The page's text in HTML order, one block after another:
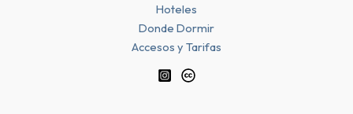
Hoteles
Donde Dormir
Accesos y Tarifas